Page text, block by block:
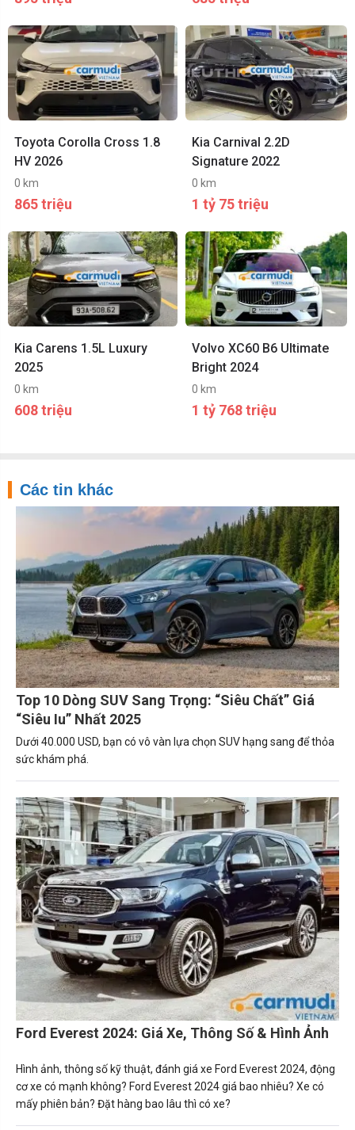
Toyota Corolla Cross 1.8
HV 2026
0 km
865 triệu
Kia Carnival 2.2D
Signature 2022
0 km
1 tỷ 75 triệu
Kia Carens 1.5L Luxury
2025
0 km
608 triệu
Volvo XC60 B6 Ultimate
Bright 2024
0 km
1 tỷ 768 triệu
Các tin khác
Top 10 Dòng SUV Sang Trọng: “Siêu Chất” Giá
“Siêu Iu” Nhất 2025
Dưới 40.000 USD, bạn có vô vàn lựa chọn SUV hạng sang để thỏa
sức khám phá.
Ford Everest 2024: Giá Xe, Thông Số & Hình Ảnh
Hình ảnh, thông số kỹ thuật, đánh giá xe Ford Everest 2024, động
cơ xe có mạnh không? Ford Everest 2024 giá bao nhiêu? Xe có
mấy phiên bản? Đặt hàng bao lâu thì có xe?